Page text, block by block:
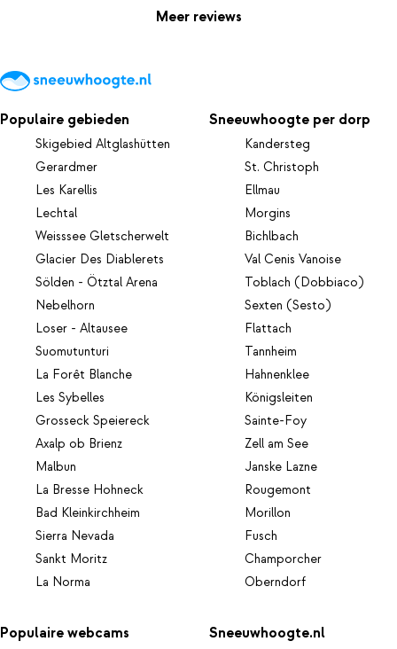
Meer reviews
Populaire gebieden
Skigebied Altglashütten
Gerardmer
Les Karellis
Lechtal
Weisssee Gletscherwelt
Glacier Des Diablerets
Sölden - Ötztal Arena
Nebelhorn
Loser - Altausee
Suomutunturi
La Forêt Blanche
Les Sybelles
Grosseck Speiereck
Axalp ob Brienz
Malbun
La Bresse Hohneck
Bad Kleinkirchheim
Sierra Nevada
Sankt Moritz
La Norma
Sneeuwhoogte per dorp
Kandersteg
St. Christoph
Ellmau
Morgins
Bichlbach
Val Cenis Vanoise
Toblach (Dobbiaco)
Sexten (Sesto)
Flattach
Tannheim
Hahnenklee
Königsleiten
Sainte-Foy
Zell am See
Janske Lazne
Rougemont
Morillon
Fusch
Champorcher
Oberndorf
Populaire webcams Sneeuwhoogte.nl